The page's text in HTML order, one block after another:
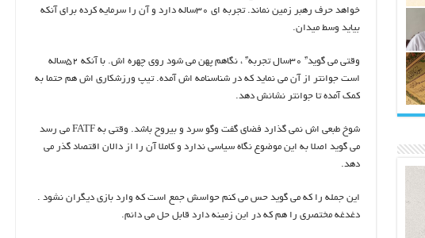
خواهد حرف رهبر زمین نماند. تجربه ای ۳۰ساله دارد و آن را سرمایه کرده برای آنکه
بیاید وسط میدان.
وقتی می گوید” ۳۰سال تجربه” ، نگاهم پهن می شود روی چهره اش. با آنکه ۵۲ساله
است جوانتر از آن می نماید که در شناسنامه اش آمده. تیپ ورزشکاری اش هم حتما به
کمک آمده تا جوانتر نشانش دهد.
شوخ طبعی اش نمی گذارد فضای گفت وگو سرد و بیروح باشد. وقتی به FATF می رسد
می گوید اصلا به این موضوع نگاه سیاسی ندارد و کاملا آن را از دالان اقتصاد گذر می
دهد.
این جمله را که می گوید حس می کنم حواسش جمع است که وارد بازی دیگران نشود .
دغدغه مختصری را هم که در این زمینه دارد قابل حل می دانم.